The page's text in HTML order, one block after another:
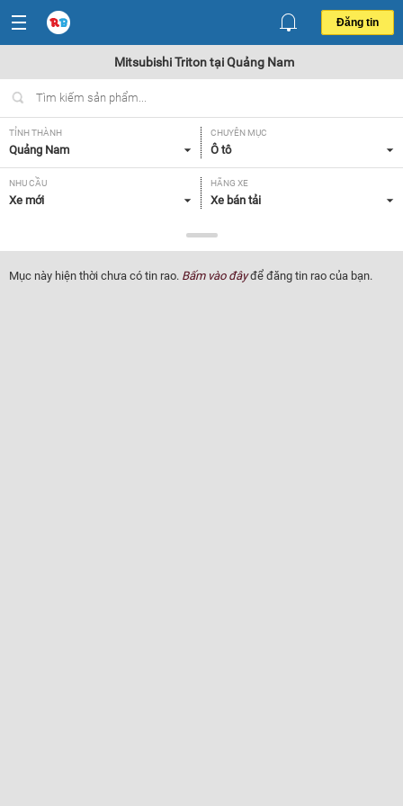
Đăng tin
Mitsubishi Triton tại Quảng Nam
TỈNH THÀNH
Quảng Nam
CHUYÊN MỤC
Ô tô
NHU CẦU
Xe mới
HÃNG XE
Xe bán tải
Mitsubishi Triton
NĂM SẢN XUẤT
Tất cả
GIÁ XE XUẤT XỨ
Mục này hiện thời chưa có tin rao. Bấm vào đâyđể đăng tin rao của bạn.